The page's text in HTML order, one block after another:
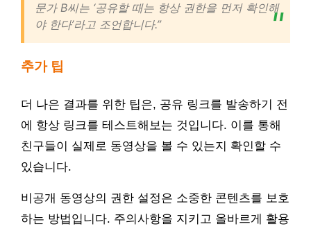
문가 B씨는 ‘공유할 때는 항상 권한을 먼저 확인해
야 한다’라고 조언합니다.”
추가 팁
더 나은 결과를 위한 팁은, 공유 링크를 발송하기 전
에 항상 링크를 테스트해보는 것입니다. 이를 통해
친구들이 실제로 동영상을 볼 수 있는지 확인할 수
있습니다.
비공개 동영상의 권한 설정은 소중한 콘텐츠를 보호
하는 방법입니다. 주의사항을 지키고 올바르게 활용